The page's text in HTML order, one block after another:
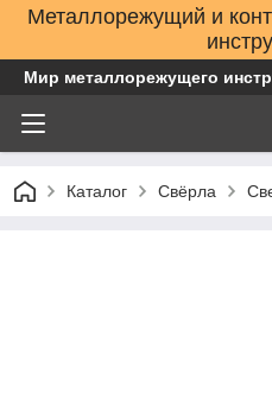
Металлорежущий и
Мир металлорежущего
Каталог Свёрла